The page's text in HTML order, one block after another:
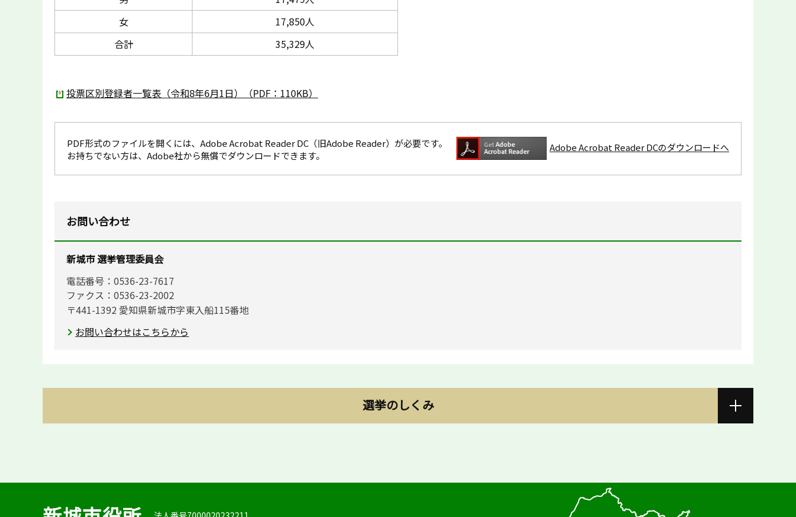
女
17,850人
合計
35,329人
投票区別登録者一覧表（令和8年6月1日）（PDF：110KB）
PDF形式のファイルを開くには、Adobe Acrobat Reader DC（旧Adobe Reader）が必要です。
お持ちでない方は、Adobe社から無償でダウンロードできます。
Adobe Acrobat Reader DCのダウンロードへ
お問い合わせ
新城市 選挙管理委員会
電話番号：0536-23-7617
ファクス：0536-23-2002
〒441-1392 愛知県新城市字東入船115番地
お問い合わせはこちらから
選挙のしくみ